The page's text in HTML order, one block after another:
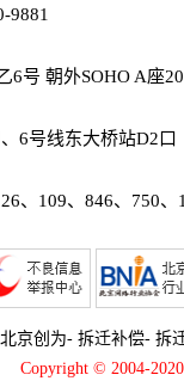
9881
6号 朝外SOHO A座
6号线东大桥站D2口
、109、846、750、
北京创为- 拆迁补偿- 拆
Copyright © 2004-